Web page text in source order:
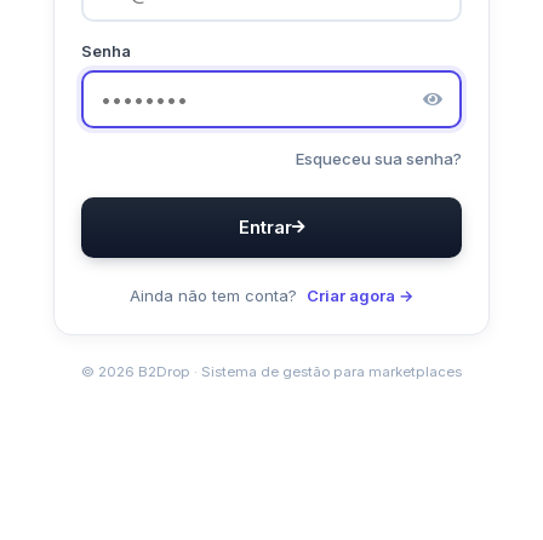
Senha
Esqueceu sua senha?
Entrar
Ainda não tem conta? Criar agora →
© 2026 B2Drop · Sistema de gestão para marketplaces